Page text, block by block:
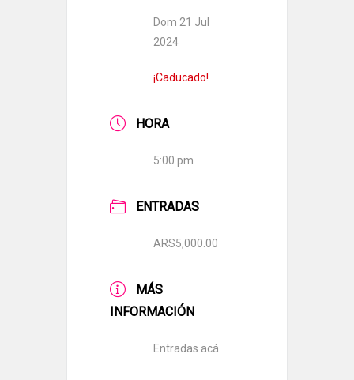
Dom 21 Jul
2024
¡Caducado!
HORA
5:00 pm
ENTRADAS
ARS5,000.00
MÁS
INFORMACIÓN
Entradas acá